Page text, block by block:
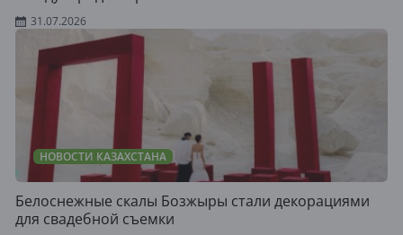
31.07.2026
НОВОСТИ КАЗАХСТАНА
Белоснежные скалы Бозжыры стали декорациями
для свадебной съемки